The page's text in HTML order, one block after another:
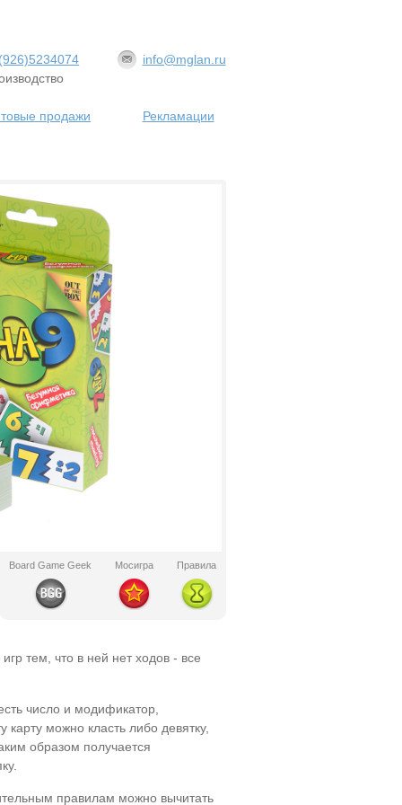
info@mglan.ru
Рекламации
продажи
Board Game Geek Мосигра Правила
тем, что в ней нет ходов - все
число и модификатор,
можно класть либо девятку,
образом получается
правилам можно вычитать